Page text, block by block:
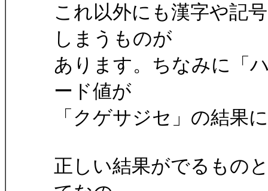
これ以外にも漢字や記
しまうものが
あります。ちなみに「
ード値が
「クゲサジセ」の結果
正しい結果がでるもの